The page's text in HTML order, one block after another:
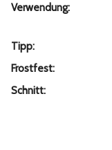
Verwendung:
Tipp:
Frostfest:
Schnitt: